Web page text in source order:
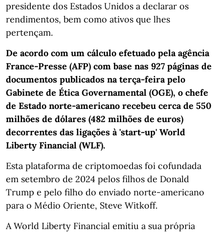
presidente dos Estados Unidos a declarar os
rendimentos, bem como ativos que lhes
pertençam.
De acordo com um cálculo efetuado pela agência
France-Presse (AFP) com base nas 927 páginas de
documentos publicados na terça-feira pelo
Gabinete de Ética Governamental (OGE), o chefe
de Estado norte-americano recebeu cerca de 550
milhões de dólares (482 milhões de euros)
decorrentes das ligações à 'start-up' World
Liberty Financial (WLF).
Esta plataforma de criptomoedas foi cofundada
em setembro de 2024 pelos filhos de Donald
Trump e pelo filho do enviado norte-americano
para o Médio Oriente, Steve Witkoff.
A World Liberty Financial emitiu a sua própria